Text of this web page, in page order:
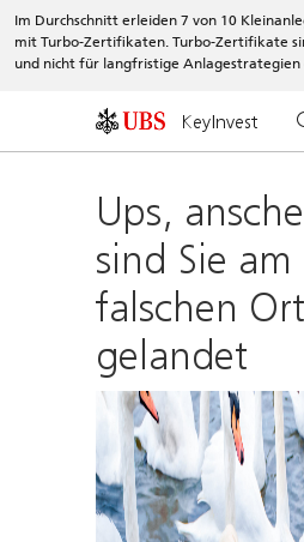
Im Durchschnitt erleiden 7 von 10
mit Turbo-Zertifikaten. Turbo-Zertifikate
und nicht für langfristige Anlagestrategien
KeyInvest
Ups,
sind Sie am
falschen Ort
gelandet